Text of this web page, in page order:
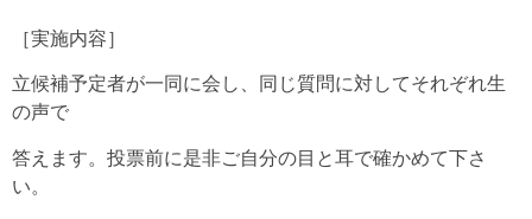
［実施内容］
立候補予定者が一同に会し、同じ質問に対してそれぞれ生
の声で
答えます。投票前に是非ご自分の目と耳で確かめて下さ
い。